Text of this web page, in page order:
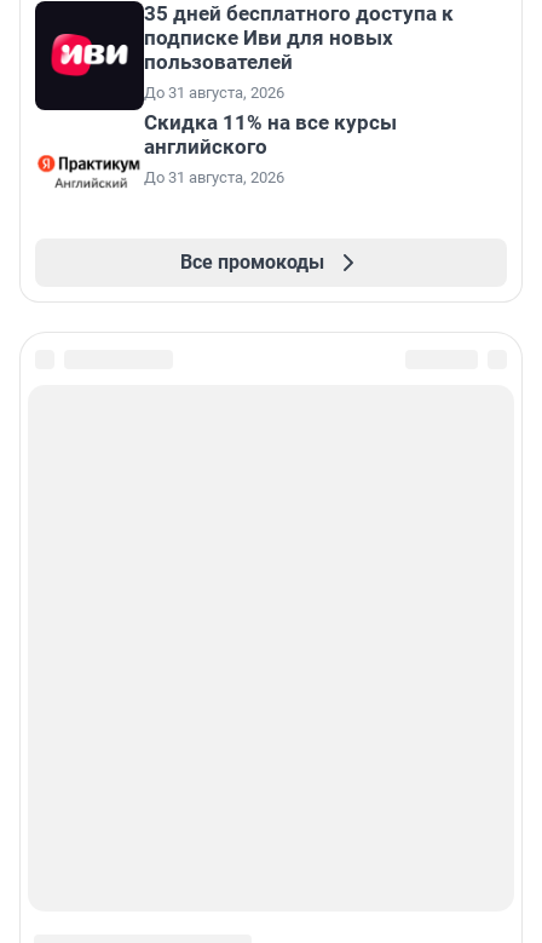
35 дней бесплатного доступа к
подписке Иви для новых
пользователей
До 31 августа, 2026
Скидка 11% на все курсы
английского
До 31 августа, 2026
Все промокоды